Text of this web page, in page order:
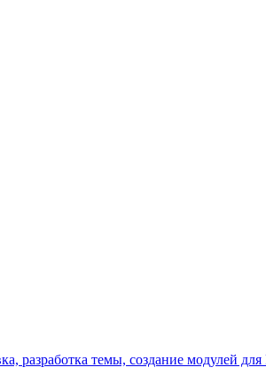
разработка темы, создание модулей для